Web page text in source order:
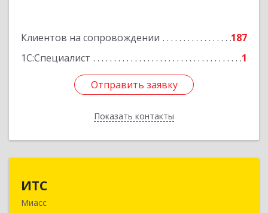
Клиентов на сопровождении
187
1С:Специалист
1
Отправить заявку
Показать контакты
Отправить заявку
Назад
ИТС
Миасс456300, Челябинская обл, Миасс г, Романенко